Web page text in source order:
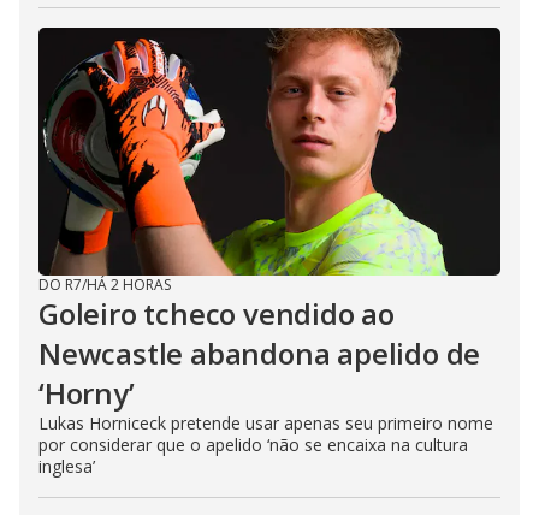
DO R7/HÁ 2 HORAS
Goleiro tcheco vendido ao
Newcastle abandona apelido de
‘Horny’
Lukas Horniceck pretende usar apenas seu primeiro nome
por considerar que o apelido ‘não se encaixa na cultura
inglesa’